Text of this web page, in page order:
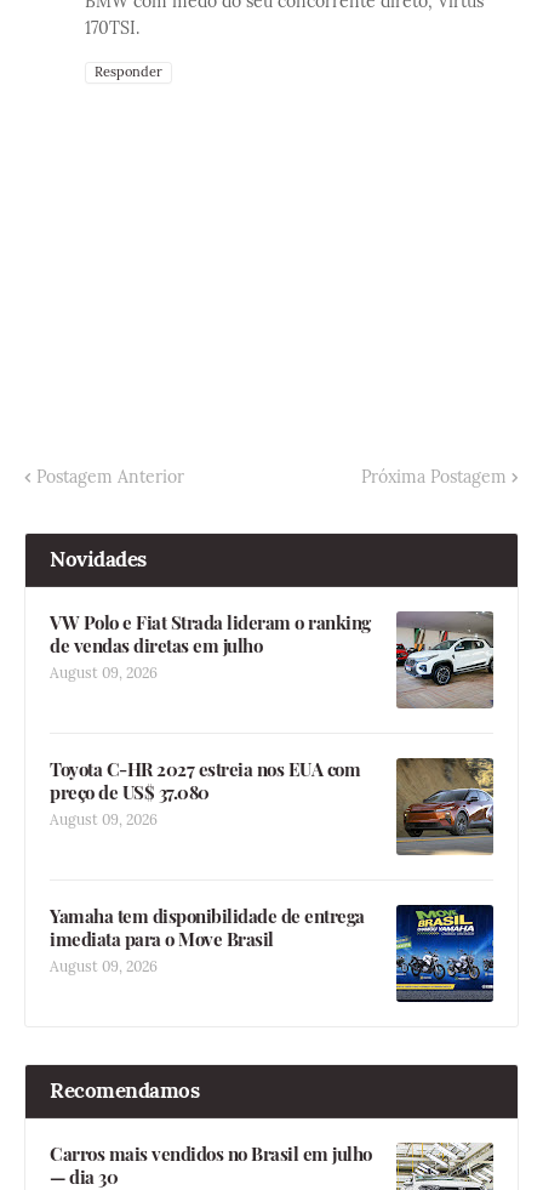
170TSI.
Responder
Postagem Anterior Próxima Postagem
Novidades
VW Polo e Fiat Strada lideram o ranking
de vendas diretas em julho
August 09, 2026
Toyota C-HR 2027 estreia nos EUA com
preço de US$ 37.080
August 09, 2026
Yamaha tem disponibilidade de entrega
imediata para o Move Brasil
August 09, 2026
Recomendamos
Carros mais vendidos no Brasil em julho
— dia 30